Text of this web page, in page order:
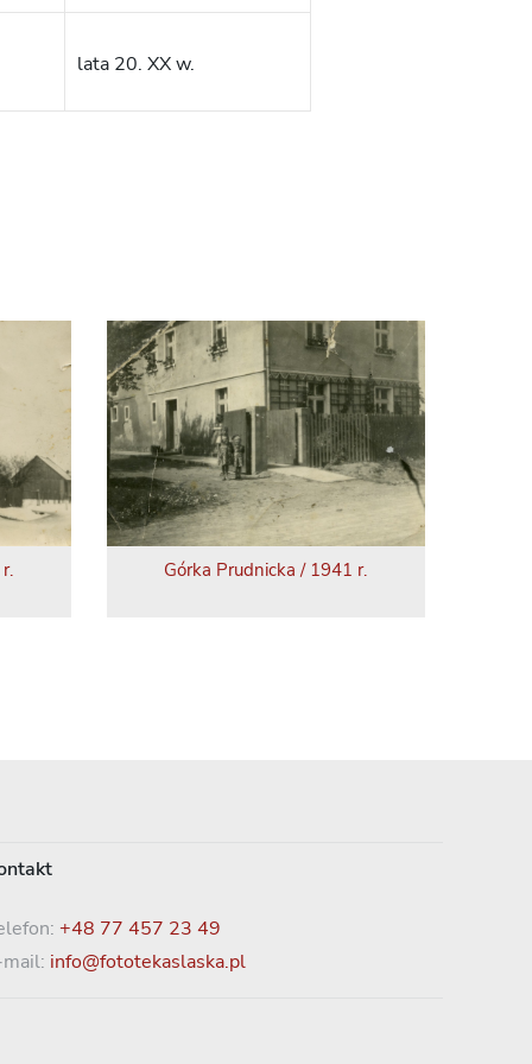
lata 20. XX w.
Górka Prudnicka / 1941 r.
+48 77 457 23 49
info@fototekaslaska.pl